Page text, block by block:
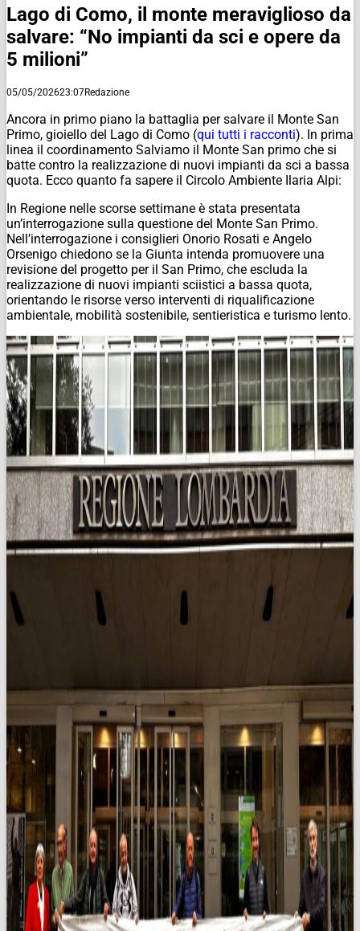
Lago di Como, il monte meraviglioso da
salvare: “No impianti da sci e opere da
5 milioni”
05/05/202623:07Redazione
Ancora in primo piano la battaglia per salvare il Monte San
Primo, gioiello del Lago di Como (qui tutti i racconti). In prima
linea il coordinamento Salviamo il Monte San primo che si
batte contro la realizzazione di nuovi impianti da sci a bassa
quota. Ecco quanto fa sapere il Circolo Ambiente Ilaria Alpi:
In Regione nelle scorse settimane è stata presentata
un’interrogazione sulla questione del Monte San Primo.
Nell’interrogazione i consiglieri Onorio Rosati e Angelo
Orsenigo chiedono se la Giunta intenda promuovere una
revisione del progetto per il San Primo, che escluda la
realizzazione di nuovi impianti sciistici a bassa quota,
orientando le risorse verso interventi di riqualificazione
ambientale, mobilità sostenibile, sentieristica e turismo lento.